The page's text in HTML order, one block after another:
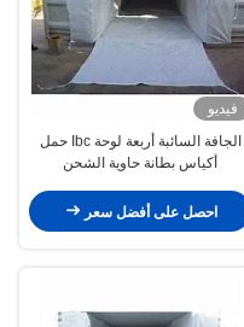
فيديو
الجافة السائبة أربعة لوحة Ibc حمل
أكياس بطانة حاوية الشحن
احصل على أفضل سعر